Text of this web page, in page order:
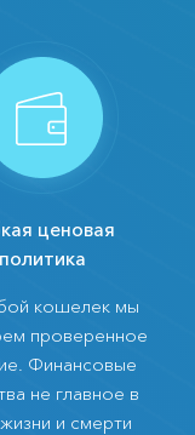
ценовая
политика
кошелек мы
проверенное
Финансовые
не главное в
и смерти